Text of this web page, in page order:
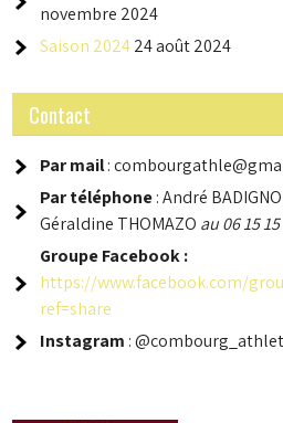
novembre 2024
Saison 202424 août 2024
Contact
Par mail:
Par téléphone: André
Géraldine THOMAZO au 06 15
GroupeFacebook :
https://www.facebook.com/
ref=share
Instagram :